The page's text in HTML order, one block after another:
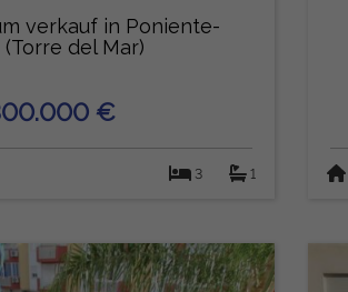
verkauf in Poniente-
(Torre del Mar)
€
3 1